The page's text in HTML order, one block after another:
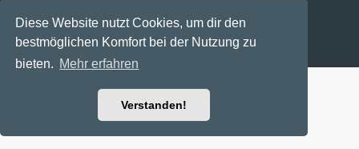
Diese Website nutzt Cookies, um dir den
bestmöglichen Komfort bei der Nutzung zu
bieten. Mehr erfahren
Verstanden!
Ravaio Theme byGramziu